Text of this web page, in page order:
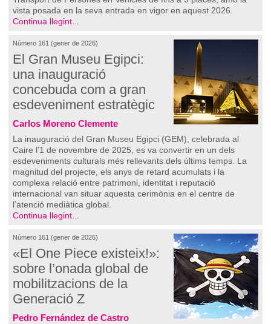
vista posada en la seva entrada en vigor en aquest 2026.
Continua llegint...
Número 161 (gener de 2026)
El Gran Museu Egipci:
una inauguració
concebuda com a gran
esdeveniment estratègic
Carlos Moreno Clemente
La inauguració del Gran Museu Egipci (GEM), celebrada al
Caire l’1 de novembre de 2025, es va convertir en un dels
esdeveniments culturals més rellevants dels últims temps. La
magnitud del projecte, els anys de retard acumulats i la
complexa relació entre patrimoni, identitat i reputació
internacional van situar aquesta cerimònia en el centre de
l’atenció mediàtica global.
Continua llegint...
Número 161 (gener de 2026)
«El One Piece existeix!»:
sobre l’onada global de
mobilitzacions de la
Generació Z
Pedro Fernández de Castro